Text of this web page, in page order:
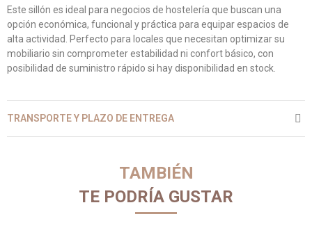
Este sillón es ideal para negocios de hostelería que buscan una
opción económica, funcional y práctica para equipar espacios de
alta actividad. Perfecto para locales que necesitan optimizar su
mobiliario sin comprometer estabilidad ni confort básico, con
posibilidad de suministro rápido si hay disponibilidad en stock.
TRANSPORTE Y PLAZO DE ENTREGA
TAMBIÉN
TE PODRÍA GUSTAR